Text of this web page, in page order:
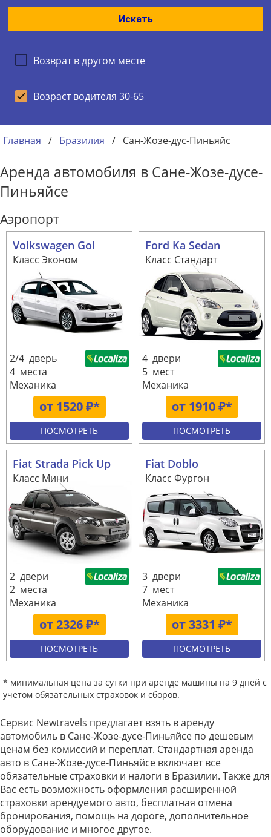
Искать
Возврат в другом месте
Возраст водителя 30-65
Главная / Бразилия / Сан-Жозе-дус-Пиньяйс
Аренда автомобиля в Сане-Жозе-дусе-
Пиньяйсе
Аэропорт
Volkswagen Gol
Класс Эконом
от 1520 ₽*
2/4 дверь
4 места
Механика
ПОСМОТРЕТЬ
Ford Ka Sedan
Класс Стандарт
от 1910 ₽*
4 двери
5 мест
Механика
ПОСМОТРЕТЬ
Fiat Strada Pick Up
Класс Мини
от 2326 ₽*
2 двери
2 места
Механика
ПОСМОТРЕТЬ
Fiat Doblo
Класс Фургон
от 3331 ₽*
3 двери
7 мест
Механика
ПОСМОТРЕТЬ
* минимальная цена за сутки при аренде машины на 9 дней с
учетом обязательных страховок и сборов.
Сервис Newtravels предлагает взять в аренду
автомобиль в Сане-Жозе-дусе-Пиньяйсе по дешевым
ценам без комиссий и переплат. Стандартная аренда
авто в Сане-Жозе-дусе-Пиньяйсе включает все
обязательные страховки и налоги в Бразилии. Также для
Вас есть возможность оформления расширенной
страховки арендуемого авто, бесплатная отмена
бронирования, помощь на дороге, дополнительное
оборудование и многое другое.